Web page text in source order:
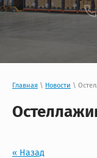
Главная \ Новости \
« Назад